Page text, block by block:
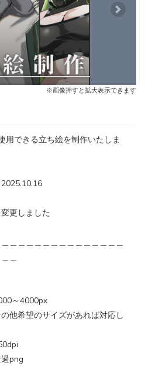
Next
※画像押すと拡大表示できます
用できる立ち絵を制作いたしま
更しました
～4000px
のサイズがあれば対応し
png